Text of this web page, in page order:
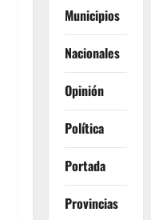
Municipios
Nacionales
Opinión
Política
Portada
Provincias